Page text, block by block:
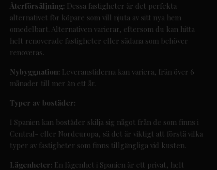
Återförsäljning: Dessa fastigheter är det perfekta
alternativet för köpare som vill njuta av sitt nya hem
omedelbart. Alternativen varierar, eftersom du kan hitta
helt renoverade fastigheter eller sådana som behöver
renoveras.
Nybyggnation: Leveranstiderna kan variera, från över 6
månader till mer än ett år.
Typer av bostäder:
I Spanien kan bostäder skilja sig något från de som finns i
Central- eller Nordeuropa, så det är viktigt att förstå vilka
typer av fastigheter som finns tillgängliga vid kusten.
Lägenheter: En lägenhet i Spanien är ett privat, helt